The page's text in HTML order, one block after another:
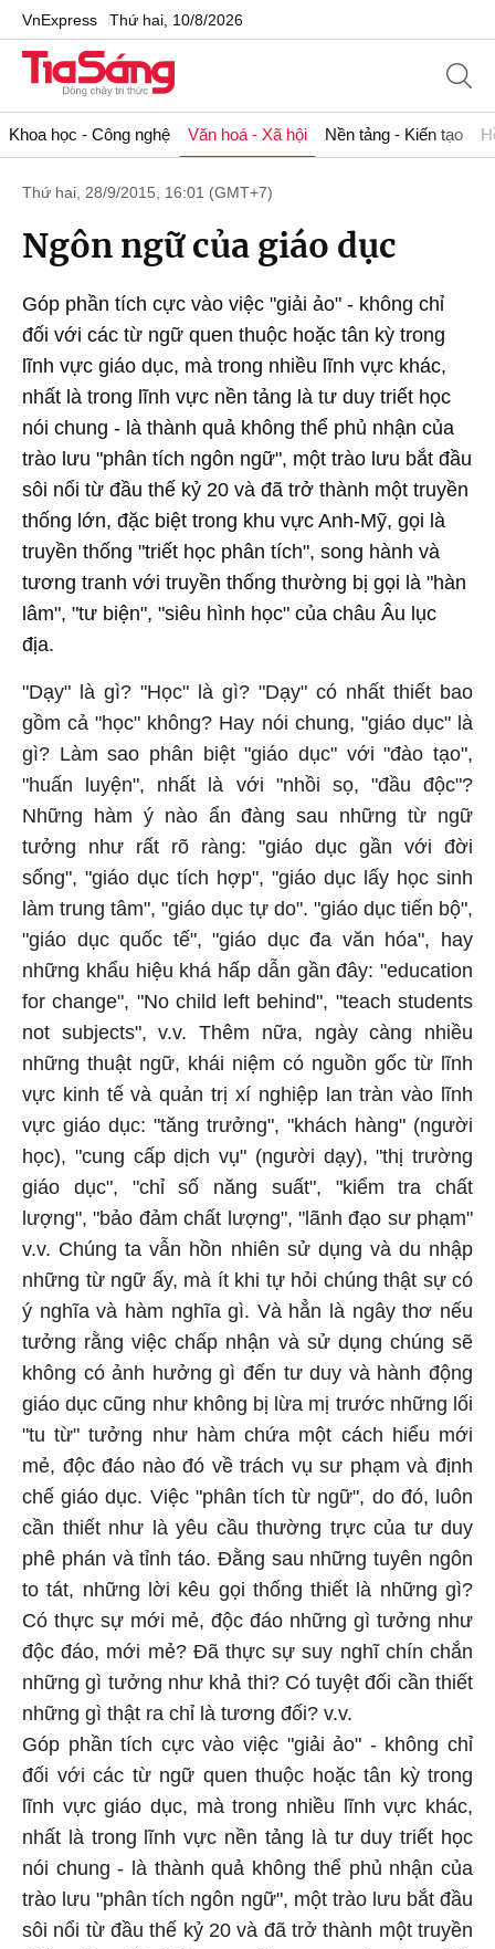
VnExpress Thứ hai, 10/8/2026
Khoa học - Công nghệ Văn hoá - Xã hội Nền tảng - Kiến tạo
Thứ hai, 28/9/2015, 16:01 (GMT+7)
Ngôn ngữ của giáo dục
Góp phần tích cực vào việc "giải ảo" - không chỉ
đối với các từ ngữ quen thuộc hoặc tân kỳ trong
lĩnh vực giáo dục, mà trong nhiều lĩnh vực khác,
nhất là trong lĩnh vực nền tảng là tư duy triết học
nói chung - là thành quả không thể phủ nhận của
trào lưu "phân tích ngôn ngữ", một trào lưu bắt đầu
sôi nổi từ đầu thế kỷ 20 và đã trở thành một truyền
thống lớn, đặc biệt trong khu vực Anh-Mỹ, gọi là
truyền thống "triết học phân tích", song hành và
tương tranh với truyền thống thường bị gọi là "hàn
lâm", "tư biện", "siêu hình học" của châu Âu lục
địa.
"Dạy" là gì? "Học" là gì? "Dạy" có nhất thiết bao
gồm cả "học" không? Hay nói chung, "giáo dục" là
gì? Làm sao phân biệt "giáo dục" với "đào tạo",
"huấn luyện", nhất là với "nhồi sọ, "đầu độc"?
Những hàm ý nào ẩn đàng sau những từ ngữ
tưởng như rất rõ ràng: "giáo dục gần với đời
sống", "giáo dục tích hợp", "giáo dục lấy học sinh
làm trung tâm", "giáo dục tự do". "giáo dục tiến bộ",
"giáo dục quốc tế", "giáo dục đa văn hóa", hay
những khẩu hiệu khá hấp dẫn gần đây: "education
for change", "No child left behind", "teach students
not subjects", v.v. Thêm nữa, ngày càng nhiều
những thuật ngữ, khái niệm có nguồn gốc từ lĩnh
vực kinh tế và quản trị xí nghiệp lan tràn vào lĩnh
vực giáo dục: "tăng trưởng", "khách hàng" (người
học), "cung cấp dịch vụ" (người dạy), "thị trường
giáo dục", "chỉ số năng suất", "kiểm tra chất
lượng", "bảo đảm chất lượng", "lãnh đạo sư phạm"
v.v. Chúng ta vẫn hồn nhiên sử dụng và du nhập
những từ ngữ ấy, mà ít khi tự hỏi chúng thật sự có
ý nghĩa và hàm nghĩa gì. Và hẳn là ngây thơ nếu
tưởng rằng việc chấp nhận và sử dụng chúng sẽ
không có ảnh hưởng gì đến tư duy và hành động
giáo dục cũng như không bị lừa mị trước những lối
"tu từ" tưởng như hàm chứa một cách hiểu mới
mẻ, độc đáo nào đó về trách vụ sư phạm và định
chế giáo dục. Việc "phân tích từ ngữ", do đó, luôn
cần thiết như là yêu cầu thường trực của tư duy
phê phán và tỉnh táo. Đằng sau những tuyên ngôn
to tát, những lời kêu gọi thống thiết là những gì?
Có thực sự mới mẻ, độc đáo những gì tưởng như
độc đáo, mới mẻ? Đã thực sự suy nghĩ chín chắn
những gì tưởng như khả thi? Có tuyệt đối cần thiết
những gì thật ra chỉ là tương đối? v.v.
Góp phần tích cực vào việc "giải ảo" - không chỉ
đối với các từ ngữ quen thuộc hoặc tân kỳ trong
lĩnh vực giáo dục, mà trong nhiều lĩnh vực khác,
nhất là trong lĩnh vực nền tảng là tư duy triết học
nói chung - là thành quả không thể phủ nhận của
trào lưu "phân tích ngôn ngữ", một trào lưu bắt đầu
sôi nổi từ đầu thế kỷ 20 và đã trở thành một truyền